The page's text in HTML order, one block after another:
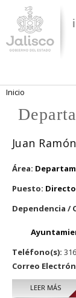
Se encuentra usted
Inicio
Juan
Área:
Puesto:
Dependencia /
Teléfono(s):
Correo
LEER MÁS